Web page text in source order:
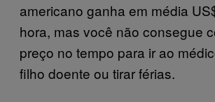
americano ganha em média
hora, mas você não consegue
preço no tempo para ir ao
filho doente ou tirar férias.